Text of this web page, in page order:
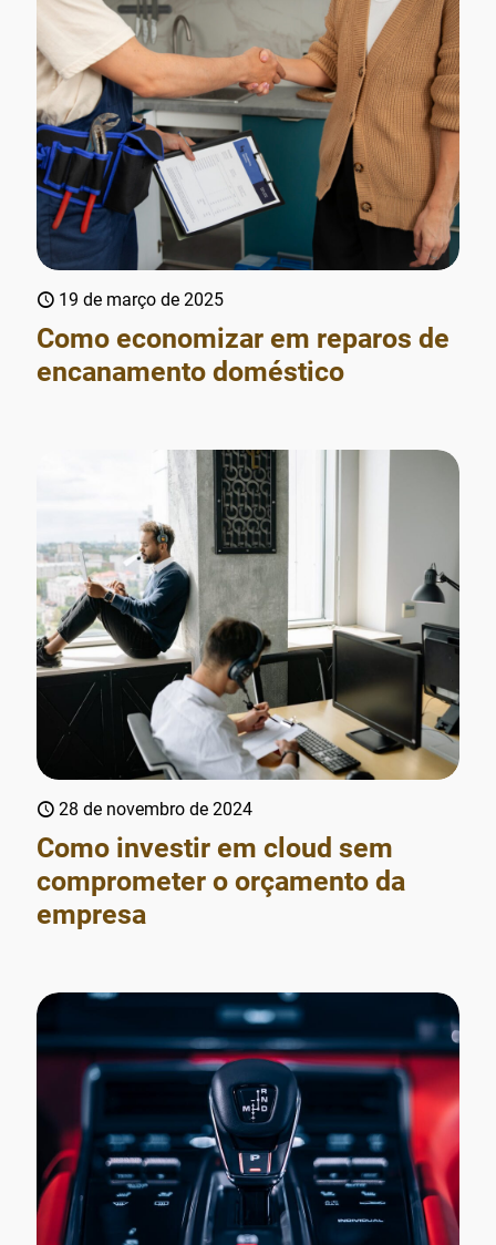
19 de março de 2025
Como economizar em reparos de
encanamento doméstico
28 de novembro de 2024
Como investir em cloud sem
comprometer o orçamento da
empresa